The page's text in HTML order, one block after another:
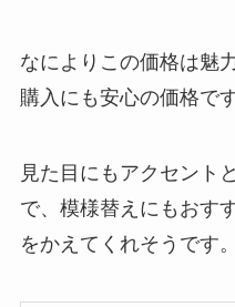
なによりこの価格は魅
購入にも安心の価格です
見た目にもアクセント
で、模様替えにもおす
をかえてくれそうです。